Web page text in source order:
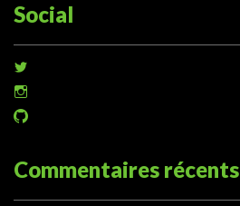
Social
de
@sophiedeziel
profil
sur
Instagram
Voir
de
@sophiedeziel
GitHub
Commentaires récents